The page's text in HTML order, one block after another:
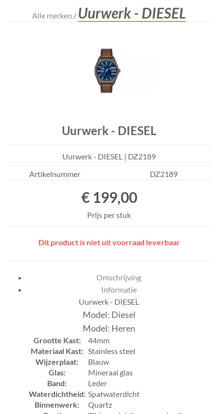
Alle merken / Uurwerk - DIESEL
Uurwerk - DIESEL
Uurwerk - DIESEL | DZ2189
Artikelnummer
DZ2189
€ 199,00
Prijs per stuk
Dit product is niet uit voorraad leverbaar
Omschrijving
Informatie
Uurwerk - DIESEL
Model: Diesel
Model: Heren
Grootte Kast:
44mm
Materiaal Kast: Stainless steel
Wijzerplaat:
Blauw
Glas:
Mineraal glas
Band:
Leder
Waterdichtheid: Spatwaterdicht
Binnenwerk:
Quartz